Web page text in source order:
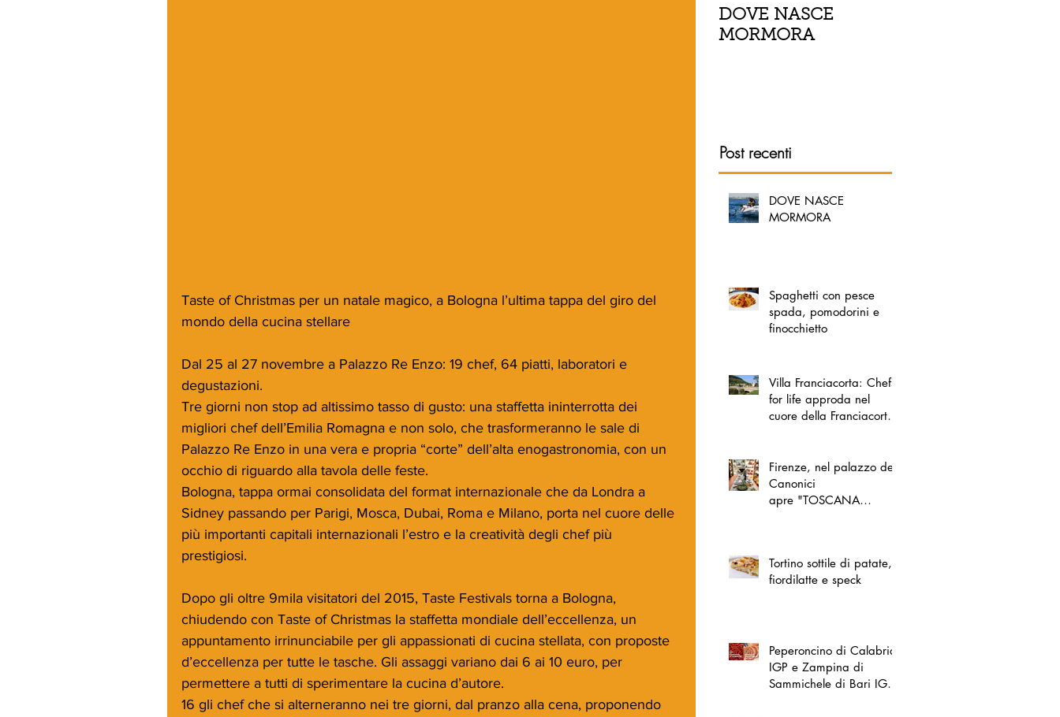
Taste of Christmas per un natale magico, a Bologna l’ultima tappa del giro del
mondo della cucina stellare
Dal 25 al 27 novembre a Palazzo Re Enzo: 19 chef, 64 piatti, laboratori e
degustazioni.
Tre giorni non stop ad altissimo tasso di gusto: una staffetta ininterrotta dei
migliori chef dell’Emilia Romagna e non solo, che trasformeranno le sale di
Palazzo Re Enzo in una vera e propria “corte” dell’alta enogastronomia, con un
occhio di riguardo alla tavola delle feste.
Bologna, tappa ormai consolidata del format internazionale che da Londra a
Sidney passando per Parigi, Mosca, Dubai, Roma e Milano, porta nel cuore delle
più importanti capitali internazionali l’estro e la creatività degli chef più
prestigiosi.
Dopo gli oltre 9mila visitatori del 2015, Taste Festivals torna a Bologna,
chiudendo con Taste of Christmas la staffetta mondiale dell’eccellenza, un
appuntamento irrinunciabile per gli appassionati di cucina stellata, con proposte
d’eccellenza per tutte le tasche. Gli assaggi variano dai 6 ai 10 euro, per
permettere a tutti di sperimentare la cucina d’autore.
16 gli chef che si alterneranno nei tre giorni, dal pranzo alla cena, proponendo
DOVE NASCE
MORMORA
Post recenti
DOVE NASCE
MORMORA
Spaghetti con pesce
spada, pomodorini e
finocchietto
Villa Franciacorta: Chefs
for life approda nel
cuore della Franciacorta,
Firenze, nel palazzo dei
Canonici
apre "TOSCANA
Tortino sottile di patate,
fiordilatte e speck
Peperoncino di Calabria
IGP e Zampina di
Sammichele di Bari IGP